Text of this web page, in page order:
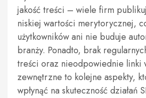
jakość treści – wiele firm
niskiej wartości merytorycznej,
użytkowników ani nie buduje
branży. Ponadto, brak
treści oraz nieodpowiednie linki
zewnętrzne to kolejne aspekty,
wpłynąć na skuteczność działań